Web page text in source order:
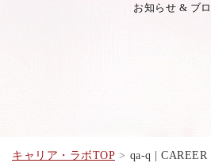
お知らせ & ブ
キャリア・ラボTOP qa-q |